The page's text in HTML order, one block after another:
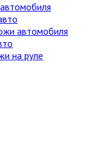
автомобиля
на руле